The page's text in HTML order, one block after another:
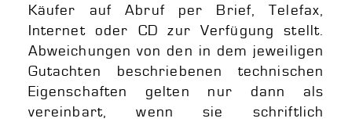
Käufer auf Abruf per Brief, Telefax,
Internet oder CD zur Verfügung stellt.
Abweichungen von den in dem jeweiligen
Gutachten beschriebenen technischen
Eigenschaften gelten nur dann als
vereinbart, wenn sie schriftlich